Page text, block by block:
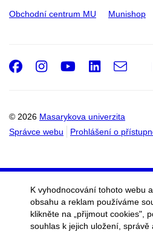
Obchodní centrum MU Munishop
© 2026 Masarykova univerzita
Správce webu
Prohlášení o
Facebook
Instagram
Youtube
e-
K vyhodnocování tohoto webu
obsahu a reklam používáme
klikněte na „přijmout cookies",
souhlas k jejich uložení, správě